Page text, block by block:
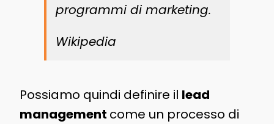
programmi di marketing.
Wikipedia
Possiamo quindi definire il lead
management come un processo di